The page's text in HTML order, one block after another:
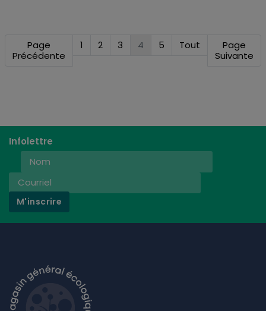
Page
Précédente
1 2 3 4 5 Tout
Page
Suivante
Infolettre
M'inscrire